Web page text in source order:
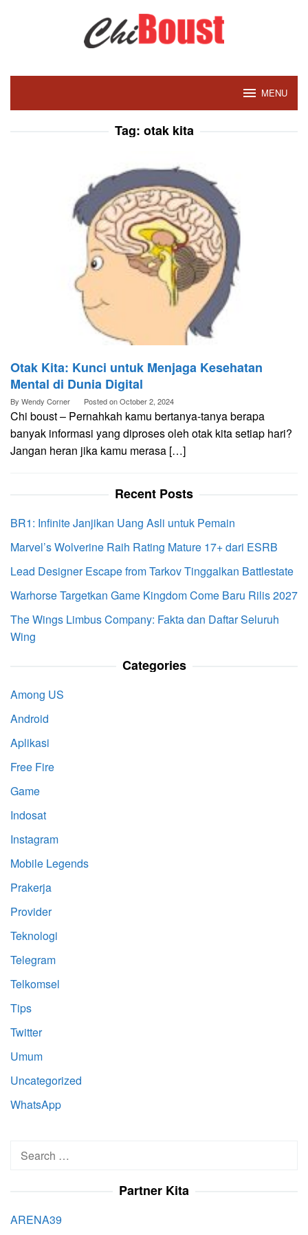
MENU
Tag: otak kita
Otak Kita: Kunci untuk Menjaga Kesehatan
Mental di Dunia Digital
By Wendy Corner Posted onOctober 2, 2024
Chi boust – Pernahkah kamu bertanya-tanya berapa
banyak informasi yang diproses oleh otak kita setiap hari?
Jangan heran jika kamu merasa […]
Recent Posts
BR1: Infinite Janjikan Uang Asli untuk Pemain
Marvel’s Wolverine Raih Rating Mature 17+ dari ESRB
Lead Designer Escape from Tarkov Tinggalkan Battlestate
Warhorse Targetkan Game Kingdom Come Baru Rilis 2027
The Wings Limbus Company: Fakta dan Daftar Seluruh
Wing
Categories
Among US
Android
Aplikasi
Free Fire
Game
Indosat
Instagram
Mobile Legends
Prakerja
Provider
Teknologi
Telegram
Telkomsel
Tips
Twitter
Umum
Uncategorized
WhatsApp
Search
Partner Kita
ARENA39